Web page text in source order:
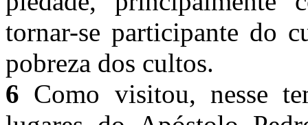
tornar-se participante do
pobreza dos cultos.
6 Como visitou, nesse